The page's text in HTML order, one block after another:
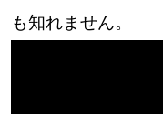
【道北のお気に入り
も知れません。